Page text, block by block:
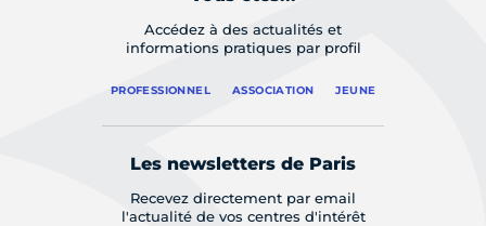
Accédez à des actualités et
informations pratiques par profil
PROFESSIONNEL ASSOCIATION JEUNE
Les newsletters de Paris
Recevez directement par email
l'actualité de vos centres d'intérêt